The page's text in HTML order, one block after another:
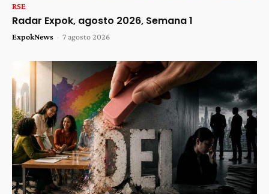
RSE
Radar Expok, agosto 2026, Semana 1
ExpokNews - 7 agosto 2026